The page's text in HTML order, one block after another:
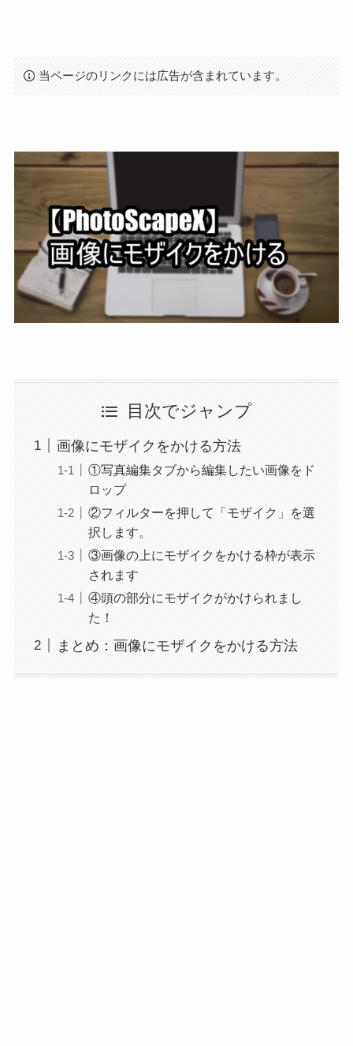
当ページのリンクには広告が含まれています。
目次でジャンプ
画像にモザイクをかける方法
①写真編集タブから編集したい画像をド
ロップ
②フィルターを押して「モザイク」を選
択します。
③画像の上にモザイクをかける枠が表示
されます
④頭の部分にモザイクがかけられまし
た！
まとめ：画像にモザイクをかける方法